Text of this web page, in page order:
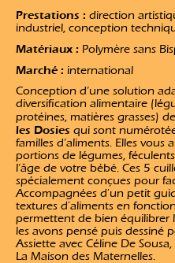
Prestations : direction
industriel, conception
Matériaux : Polymère sans
Marché : international
Conception d’une solution
diversification alimentaire
protéines, matières grasses)
les Dosies qui sont
familles d’aliments. Elles
portions de légumes,
l’âge de votre bébé. Ces 5
spécialement conçues pour
Accompagnées d'un petit
textures d'aliments en
permettent de bien équilibrer
les avons pensé puis dessiné
Assiette avec Céline De
La Maison des Maternelles.